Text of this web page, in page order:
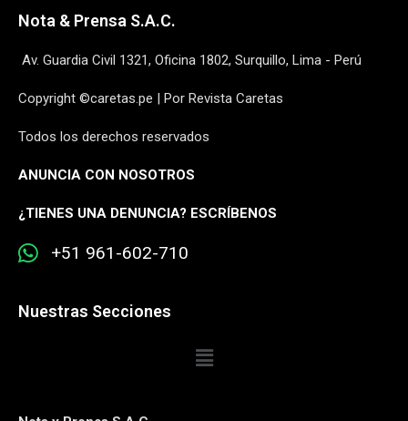
Nota & Prensa S.A.C.
Av. Guardia Civil 1321, Oficina 1802, Surquillo, Lima - Perú
Copyright ©caretas.pe | Por Revista Caretas
Todos los derechos reservados
ANUNCIA CON NOSOTROS
¿TIENES UNA DENUNCIA? ESCRÍBENOS
+51 961-602-710
Nuestras Secciones